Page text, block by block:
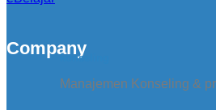
konseling
Manajemen Konseling &
Company